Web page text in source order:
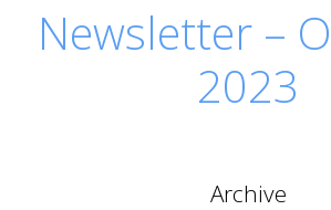
Newsletter –
2023
Archive